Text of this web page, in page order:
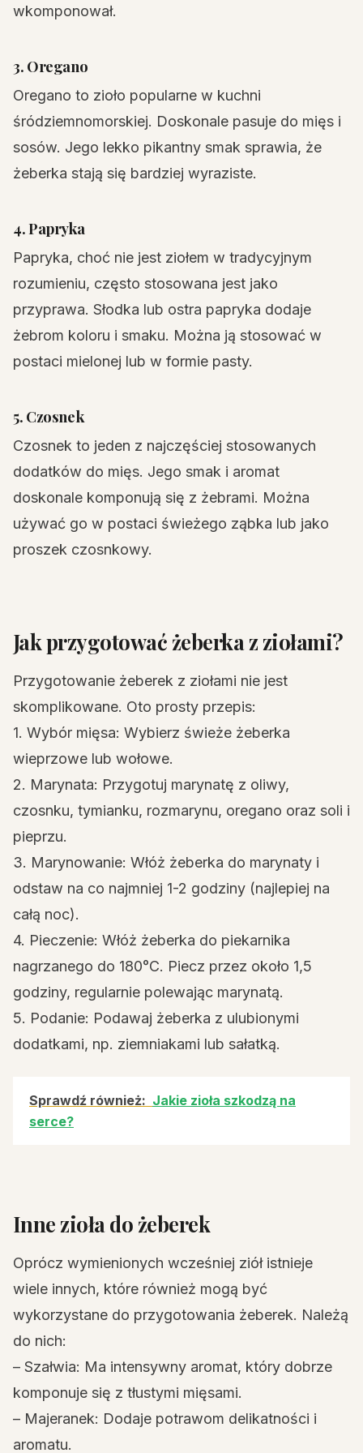
wkomponował.
3. Oregano
Oregano to zioło popularne w kuchni
śródziemnomorskiej. Doskonale pasuje do mięs i
sosów. Jego lekko pikantny smak sprawia, że
żeberka stają się bardziej wyraziste.
4. Papryka
Papryka, choć nie jest ziołem w tradycyjnym
rozumieniu, często stosowana jest jako
przyprawa. Słodka lub ostra papryka dodaje
żebrom koloru i smaku. Można ją stosować w
postaci mielonej lub w formie pasty.
5. Czosnek
Czosnek to jeden z najczęściej stosowanych
dodatków do mięs. Jego smak i aromat
doskonale komponują się z żebrami. Można
używać go w postaci świeżego ząbka lub jako
proszek czosnkowy.
Jak przygotować żeberka z ziołami?
Przygotowanie żeberek z ziołami nie jest
skomplikowane. Oto prosty przepis:
1. Wybór mięsa: Wybierz świeże żeberka
wieprzowe lub wołowe.
2. Marynata: Przygotuj marynatę z oliwy,
czosnku, tymianku, rozmarynu, oregano oraz soli i
pieprzu.
3. Marynowanie: Włóż żeberka do marynaty i
odstaw na co najmniej 1-2 godziny (najlepiej na
całą noc).
4. Pieczenie: Włóż żeberka do piekarnika
nagrzanego do 180°C. Piecz przez około 1,5
godziny, regularnie polewając marynatą.
5. Podanie: Podawaj żeberka z ulubionymi
dodatkami, np. ziemniakami lub sałatką.
Sprawdź również: Jakie zioła szkodzą na
serce?
Inne zioła do żeberek
Oprócz wymienionych wcześniej ziół istnieje
wiele innych, które również mogą być
wykorzystane do przygotowania żeberek. Należą
do nich:
– Szałwia: Ma intensywny aromat, który dobrze
komponuje się z tłustymi mięsami.
– Majeranek: Dodaje potrawom delikatności i
aromatu.